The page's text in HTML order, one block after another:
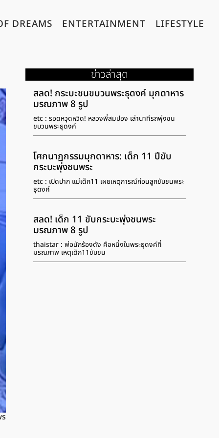
DREAMS ENTERTAINMENT LIFESTYLE
ข่าวล่าสุด
สลด! กระบะชนขบวนพระธุดงค์ มุกดาหาร
มรณภาพ 8 รูป
etc : รอดหวุดหวิด! หลวงพี่สมปอง เล่านาทีรถพุ่งชน
ขบวนพระธุดงค์
โศกนาฏกรรมมุกดาหาร: เด็ก 11 ปีขับ
กระบะพุ่งชนพระ
etc : เปิดปาก แม่เด็ก11 เผยเหตุการณ์ก่อนลูกขับชนพระ
ธุดงค์
สลด! เด็ก 11 ขับกระบะพุ่งชนพระ
มรณภาพ 8 รูป
thaistar : พ่อนักร้องดัง คือหนึ่งในพระธุดงค์ที่
มรณภาพ เหตุเด็ก11ขับชน